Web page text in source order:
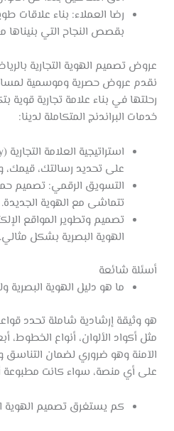
رضا العملاء: بناء علاقات
بقصص النجاح التي بنيناها
عروض تصميم الهوية التجارية
نقدم عروض حصرية وموسمية
رحلتها في بناء علامة تجارية قوية
خدمات البراندنج المتكاملة لدينا:
على تحديد رسالتك،
التسويق الرقمي: تصميم
تتماشى مع الهوية الجديدة.
تصميم وتطوير المواقع
الهوية البصرية بشكل مثالي.
أسئلة شائعة
ما هو دليل الهوية البصرية
هو وثيقة إرشادية شاملة تحدد
مثل أكواد الألوان، أنواع الخطوط،
الآمنة وهو ضروري لضمان التناسق
على أي منصة، سواء كانت مطبوعة
كم يستغرق تصميم الهوية